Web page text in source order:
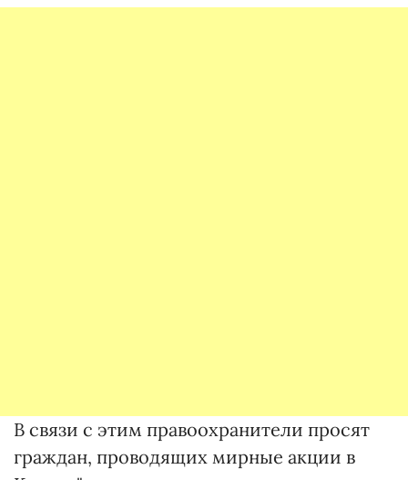
В связи с этим правоохранители просят
граждан, проводящих мирные акции в